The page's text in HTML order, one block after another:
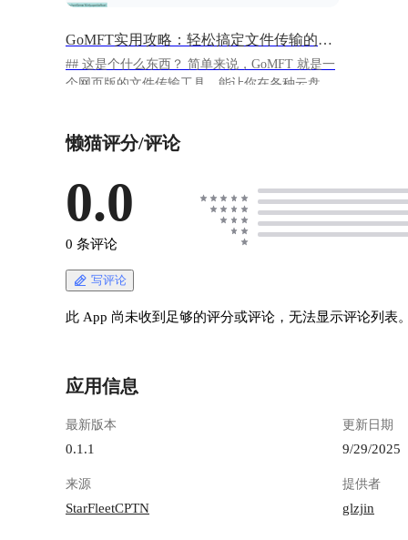
GoMFT实用攻略：轻松搞定文件传输的神器
## 这是个什么东西？ 简单来说，GoMFT 就是一
个网页版的文件传输工具，能让你在各种云盘、
它就像个勤劳的小蜜蜂，按时帮你把文件从A点
网盘、FTP、SFTP，甚至你家里的NAS，基本上
能想到的都支持。
https://appstore.lazycat.cloud/#/shop/detail/in.zhaoj.g
[image.png](https://lzc-playground-
1301583638.cos.ap-
chengdu.myqcloud.com/guidelines/496/ca2dd554-
1301583638.cos.ap-
d2f6-4916-b232-9c9193412419.png "image.png")
进入主页面 ![image.png](https://lzc-playground-
chengdu.myqcloud.com/guidelines/496/becdec84-
badc-4843-ab6c-80a280f83011.png "image.png") 你
懒猫评分/评论
0.0
0 条评论
写评论
此 App 尚未收到足够的评分或评论，无法显示评论列表
应用信息
最新版本
0.1.1
更新日期
9/29/2025
来源
StarFleetCPTN
提供者
glzjin